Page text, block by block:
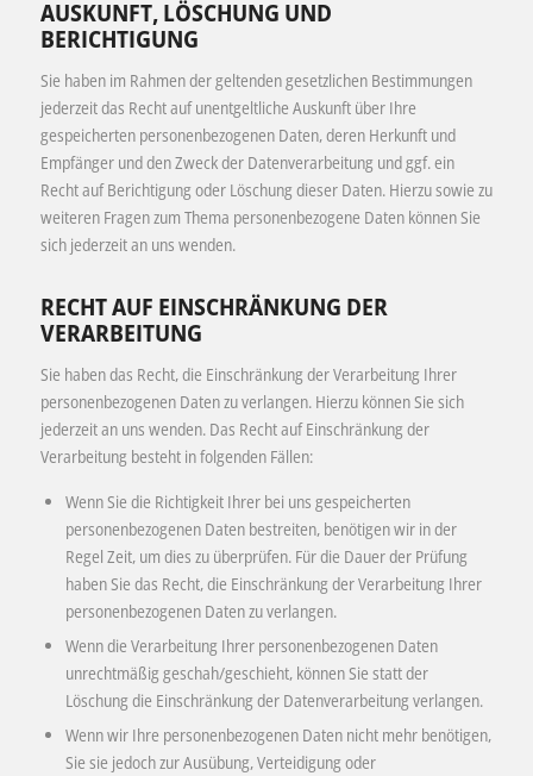
AUSKUNFT, LÖSCHUNG UND
BERICHTIGUNG
Sie haben im Rahmen der geltenden gesetzlichen Bestimmungen
jederzeit das Recht auf unentgeltliche Auskunft über Ihre
gespeicherten personenbezogenen Daten, deren Herkunft und
Empfänger und den Zweck der Datenverarbeitung und ggf. ein
Recht auf Berichtigung oder Löschung dieser Daten. Hierzu sowie zu
weiteren Fragen zum Thema personenbezogene Daten können Sie
sich jederzeit an uns wenden.
RECHT AUF EINSCHRÄNKUNG DER
VERARBEITUNG
Sie haben das Recht, die Einschränkung der Verarbeitung Ihrer
personenbezogenen Daten zu verlangen. Hierzu können Sie sich
jederzeit an uns wenden. Das Recht auf Einschränkung der
Verarbeitung besteht in folgenden Fällen:
Wenn Sie die Richtigkeit Ihrer bei uns gespeicherten
personenbezogenen Daten bestreiten, benötigen wir in der
Regel Zeit, um dies zu überprüfen. Für die Dauer der Prüfung
haben Sie das Recht, die Einschränkung der Verarbeitung Ihrer
personenbezogenen Daten zu verlangen.
Wenn die Verarbeitung Ihrer personenbezogenen Daten
unrechtmäßig geschah/geschieht, können Sie statt der
Löschung die Einschränkung der Datenverarbeitung verlangen.
Wenn wir Ihre personenbezogenen Daten nicht mehr benötigen,
Sie sie jedoch zur Ausübung, Verteidigung oder